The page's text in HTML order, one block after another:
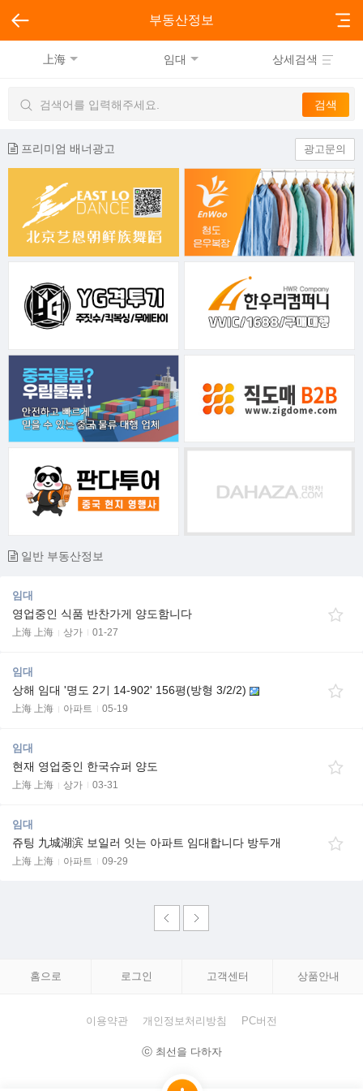
부동산정보
上海 임대 상세검색
프리미엄 배너광고 광고문의
일반 부동산정보
임대
영업중인 식품 반찬가게 양도함니다
上海 上海 상가 01-27
임대
상해 임대 '명도 2기 14-902' 156평(방형 3/2/2)
上海 上海 아파트 05-19
임대
현재 영업중인 한국슈퍼 양도
上海 上海 상가 03-31
임대
쥬팅 九城湖滨 보일러 잇는 아파트 임대합니다 방두개
上海 上海 아파트 09-29
홈으로 로그인 고객센터 상품안내
이용약관 개인정보처리방침 PC버전
ⓒ 최선을 다하자